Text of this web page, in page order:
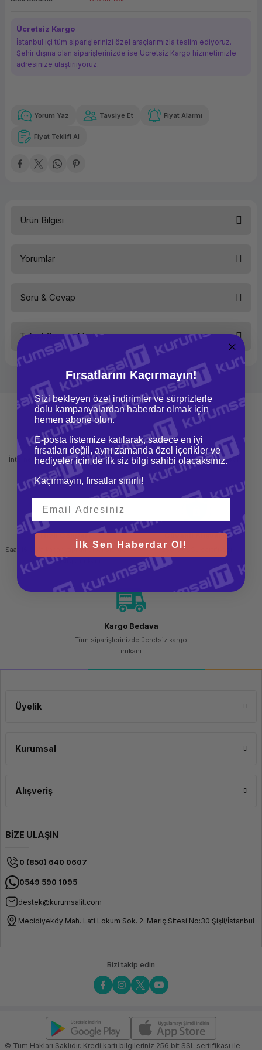
Ücretsiz Kargo
İstanbul içi tüm siparişlerinizi özel araçlarımızla teslim ediyoruz.
Şehir dışına olan siparişlerinizde ise Ücretsiz Kargo hizmetimizle
adresinize ulaştırııyoruz.
Güvenilir Alışveriş
Kolay iade imkanı
79,08 TL
Yorum Yaz Tavsiye Et Fiyat Alarmı
Fiyat Teklifi Al
Ürün Bilgisi
Yorumlar
Soru & Cevap
Ürün hakkında henüz soru sorulmamış.
Soru Sor
Taksit Seçenekleri
Mağazadan Teslimat
İnternetten sipariş et ve mağazadan
teslim al
İade ve Değişim
Kolay iade ve değişim imkanı
Hızlı Gönderi
Saat 15.00'a kadar yapılan siparişlerde
aynı gün kargo imkanı
Güvenli Alışveriş
256 bit SSL sertifikası
Kargo Bedava
Tüm siparişlerinizde ücretsiz kargo
imkanı
Üyelik
Kurumsal
Alışveriş
BİZE ULAŞIN
0 (850) 640 0607
0549 590 1095
destek@kurumsalit.com
Mecidiyeköy Mah. Lati Lokum Sok. 2. Meriç Sitesi No:30 Şişli/İstanbul
Bizi takip edin
© Tüm Hakları Saklıdır. Kredi kartı bilgileriniz 256 bit SSL sertifikası ile
Fırsatlarını Kaçırmayın!
Sizi bekleyen özel indirimler ve sürprizlerle
dolu kampanyalardan haberdar olmak için
hemen abone olun.
E-posta listemize katılarak, sadece en iyi
fırsatları değil, aynı zamanda özel içerikler ve
hediyeler için de ilk siz bilgi sahibi olacaksınız.
Kaçırmayın, fırsatlar sınırlı!
İlk Sen Haberdar Ol!